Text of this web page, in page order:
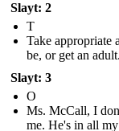
Slayt: 2
T
Take appropriate
be, or get an adult.
Slayt: 3
O
Ms. McCall, I
me. He's in all